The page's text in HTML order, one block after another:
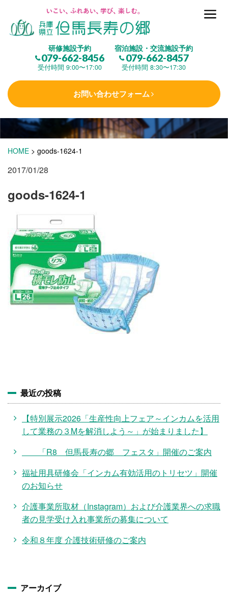
研修施設予約
079-662-8456
受付時間 9:00〜17:00
宿泊施設・交流施設予約
079-662-8457
受付時間 8:30〜17:30
お問い合わせフォーム
但馬長寿の郷とは
(研修施設)
楽しむ
学 ぶ(健康福祉)
(宿泊)
施設・料金
アクセス
HOME > goods-1624-1
2017/01/28
goods-1624-1
最近の投稿
【特別展示2026「生産性向上フェア～インカムを活用
して業務の３Mを解消しよう～」が始まりました】
「R8 但馬長寿の郷 フェスタ」開催のご案内
福祉用具研修会「インカム有効活用のトリセツ」開催
のお知らせ
介護事業所取材（Instagram）および介護業界への求職
者の見学受け入れ事業所の募集について
令和８年度 介護技術研修のご案内
アーカイブ